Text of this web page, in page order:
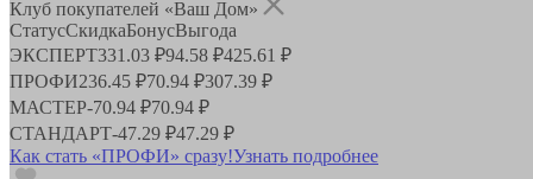
Клуб покупателей «Ваш Дом»
СтатусСкидкаБонусВыгода
ЭКСПЕРТ331.03 ₽94.58 ₽425.61 ₽
ПРОФИ236.45 ₽70.94 ₽307.39 ₽
МАСТЕР-70.94 ₽70.94 ₽
СТАНДАРТ-47.29 ₽47.29 ₽
Как стать «ПРОФИ» сразу!Узнать подробнее